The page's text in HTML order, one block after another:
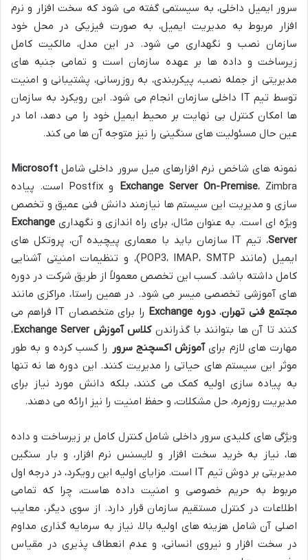
سرور ایمیل داخلی، به سیستمی گفته می شود که سخت افزار و نرم
افزار مربوط به مدیریت ایمیل، به صورت فیزیکی در محل خود
سازمان نصب و نگهداری می شود. در این مدل، مالکیت کامل
زیرساخت و داده ها بر عهده سازمان است و تمامی جنبه های
مدیریتی از جمله نصب، پیکربندی، به روزرسانی، پشتیبانی و امنیت
توسط تیم IT داخلی سازمان انجام می شود. این رویکرد به سازمان
ها امکان کنترل بی نهایت بر محیط ایمیل خود را می دهد، اما در
عین حال مسئولیت های سنگینی را نیز متوجه آن ها می کند.
نمونه های شاخص نرم افزارهای میل سرور داخلی شامل Microsoft
Exchange Server On-Premise
، Zimbra و Postfix است. پیاده
سازی و مدیریت این سیستم ها نیازمند دانش فنی عمیق و تخصص
ویژه ای است. به عنوان مثال، برای راه اندازی و نگهداری Exchange
Server
، تیم IT سازمان باید با معماری پیچیده آن، پروتکل های
ایمیل (مانند POP3، IMAP، SMTP)، و تنظیمات امنیتی آشنایی
کامل داشته باشد. کسب این تخصص معمولاً از طریق شرکت در دوره
های آموزشی تخصصی میسر می شود. در همین راستا، مراکزی مانند
مجتمع فنی تهران،دوره Exchange
را برای متخصصان IT فراهم می
کنند تا آن ها بتوانند با گذراندنکلاس آموزش Exchange Server
،
مهارت های لازم برایآموزش اکسچنج سرور را کسب کرده و به طور
موثر این سیستم های حیاتی را مدیریت کنند. این دوره ها نه تنها
به پیاده سازی اولیه کمک می کنند، بلکه دانش مورد نیاز برای
مدیریت روزمره، حل مشکلات، و حفظ امنیت را نیز ارائه می دهند.
ویژگی های کلیدی سرور داخلی شامل کنترل کامل بر زیرساخت و داده
ها، نیاز به خرید سخت افزار و لایسنس نرم افزار، و بار سنگین
مدیریتی بر دوش تیم IT است. مزایای اولیه این رویکرد، در درجه اول
مربوط به حریم خصوصی و امنیت داده هاست، چرا که تمامی
اطلاعات در کنترل مستقیم سازمان قرار دارد. از سوی دیگر، معایب
اصلی آن شامل هزینه های اولیه بالا، نیاز به سرمایه گذاری مداوم
در سخت افزار و نیروی انسانی، و عدم انعطاف پذیری در مقیاس